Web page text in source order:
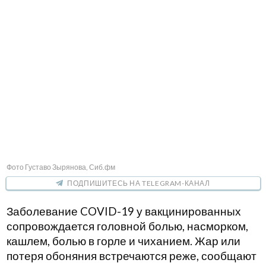
Фото Густаво Зырянова, Сиб.фм
ПОДПИШИТЕСЬ НА TELEGRAM-КАНАЛ
Заболевание COVID-19 у вакцинированных
сопровождается головной болью, насморком,
кашлем, болью в горле и чиханием. Жар или
потеря обоняния встречаются реже, сообщают